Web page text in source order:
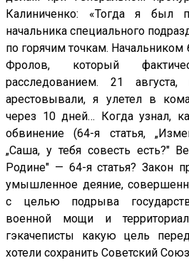
Калиниченко: «Тогда я был
начальника специального
по горячим точкам.
Фролов, который
расследованием. 21
арестовывали, я улетел в
через 10 дней… Когда узнал,
обвинение (64-я статья,
„Саша, у тебя совесть есть?"
Родине" — 64-я статья? Закон
умышленное деяние,
с целью подрыва
военной мощи и
гэкачеписты какую цель
хотели сохранить Советский